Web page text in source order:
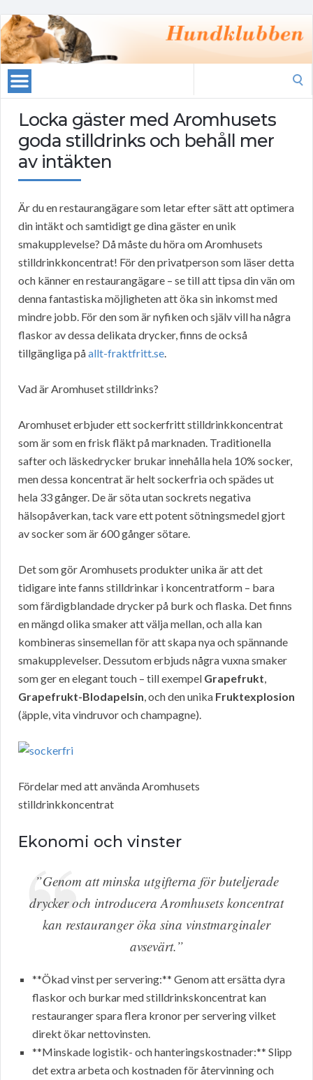
Locka gäster med Aromhusets
goda stilldrinks och behåll mer
av intäkten
Är du en restaurangägare som letar efter sätt att optimera
din intäkt och samtidigt ge dina gäster en unik
smakupplevelse? Då måste du höra om Aromhusets
stilldrinkkoncentrat! För den privatperson som läser detta
och känner en restaurangägare – se till att tipsa din vän om
denna fantastiska möjligheten att öka sin inkomst med
mindre jobb. För den som är nyfiken och själv vill ha några
flaskor av dessa delikata drycker, finns de också
tillgängliga påallt-fraktfritt.se.
Vad är Aromhuset stilldrinks?
Aromhuset erbjuder ett sockerfritt stilldrinkkoncentrat
som är som en frisk fläkt på marknaden. Traditionella
safter och läskedrycker brukar innehålla hela 10% socker,
men dessa koncentrat är helt sockerfria och spädes ut
hela 33 gånger. De är söta utan sockrets negativa
hälsopåverkan, tack vare ett potent sötningsmedel gjort
av socker som är 600 gånger sötare.
Det som gör Aromhusets produkter unika är att det
tidigare inte fanns stilldrinkar i koncentratform – bara
som färdigblandade drycker på burk och flaska. Det finns
en mängd olika smaker att välja mellan, och alla kan
kombineras sinsemellan för att skapa nya och spännande
smakupplevelser. Dessutom erbjuds några vuxna smaker
som ger en elegant touch – till exempel Grapefrukt,
Grapefrukt-Blodapelsin, och den unika Fruktexplosion
(äpple, vita vindruvor och champagne).
Fördelar med att använda Aromhusets
stilldrinkkoncentrat
Ekonomi och vinster
”Genom att minska utgifterna för buteljerade
drycker och introducera Aromhusets koncentrat
kan restauranger öka sina vinstmarginaler
avsevärt.”
**Ökad vinst per servering:** Genom att ersätta dyra
flaskor och burkar med stilldrinkskoncentrat kan
restauranger spara flera kronor per servering vilket
direkt ökar nettovinsten.
**Minskade logistik- och hanteringskostnader:** Slipp
det extra arbeta och kostnaden för återvinning och